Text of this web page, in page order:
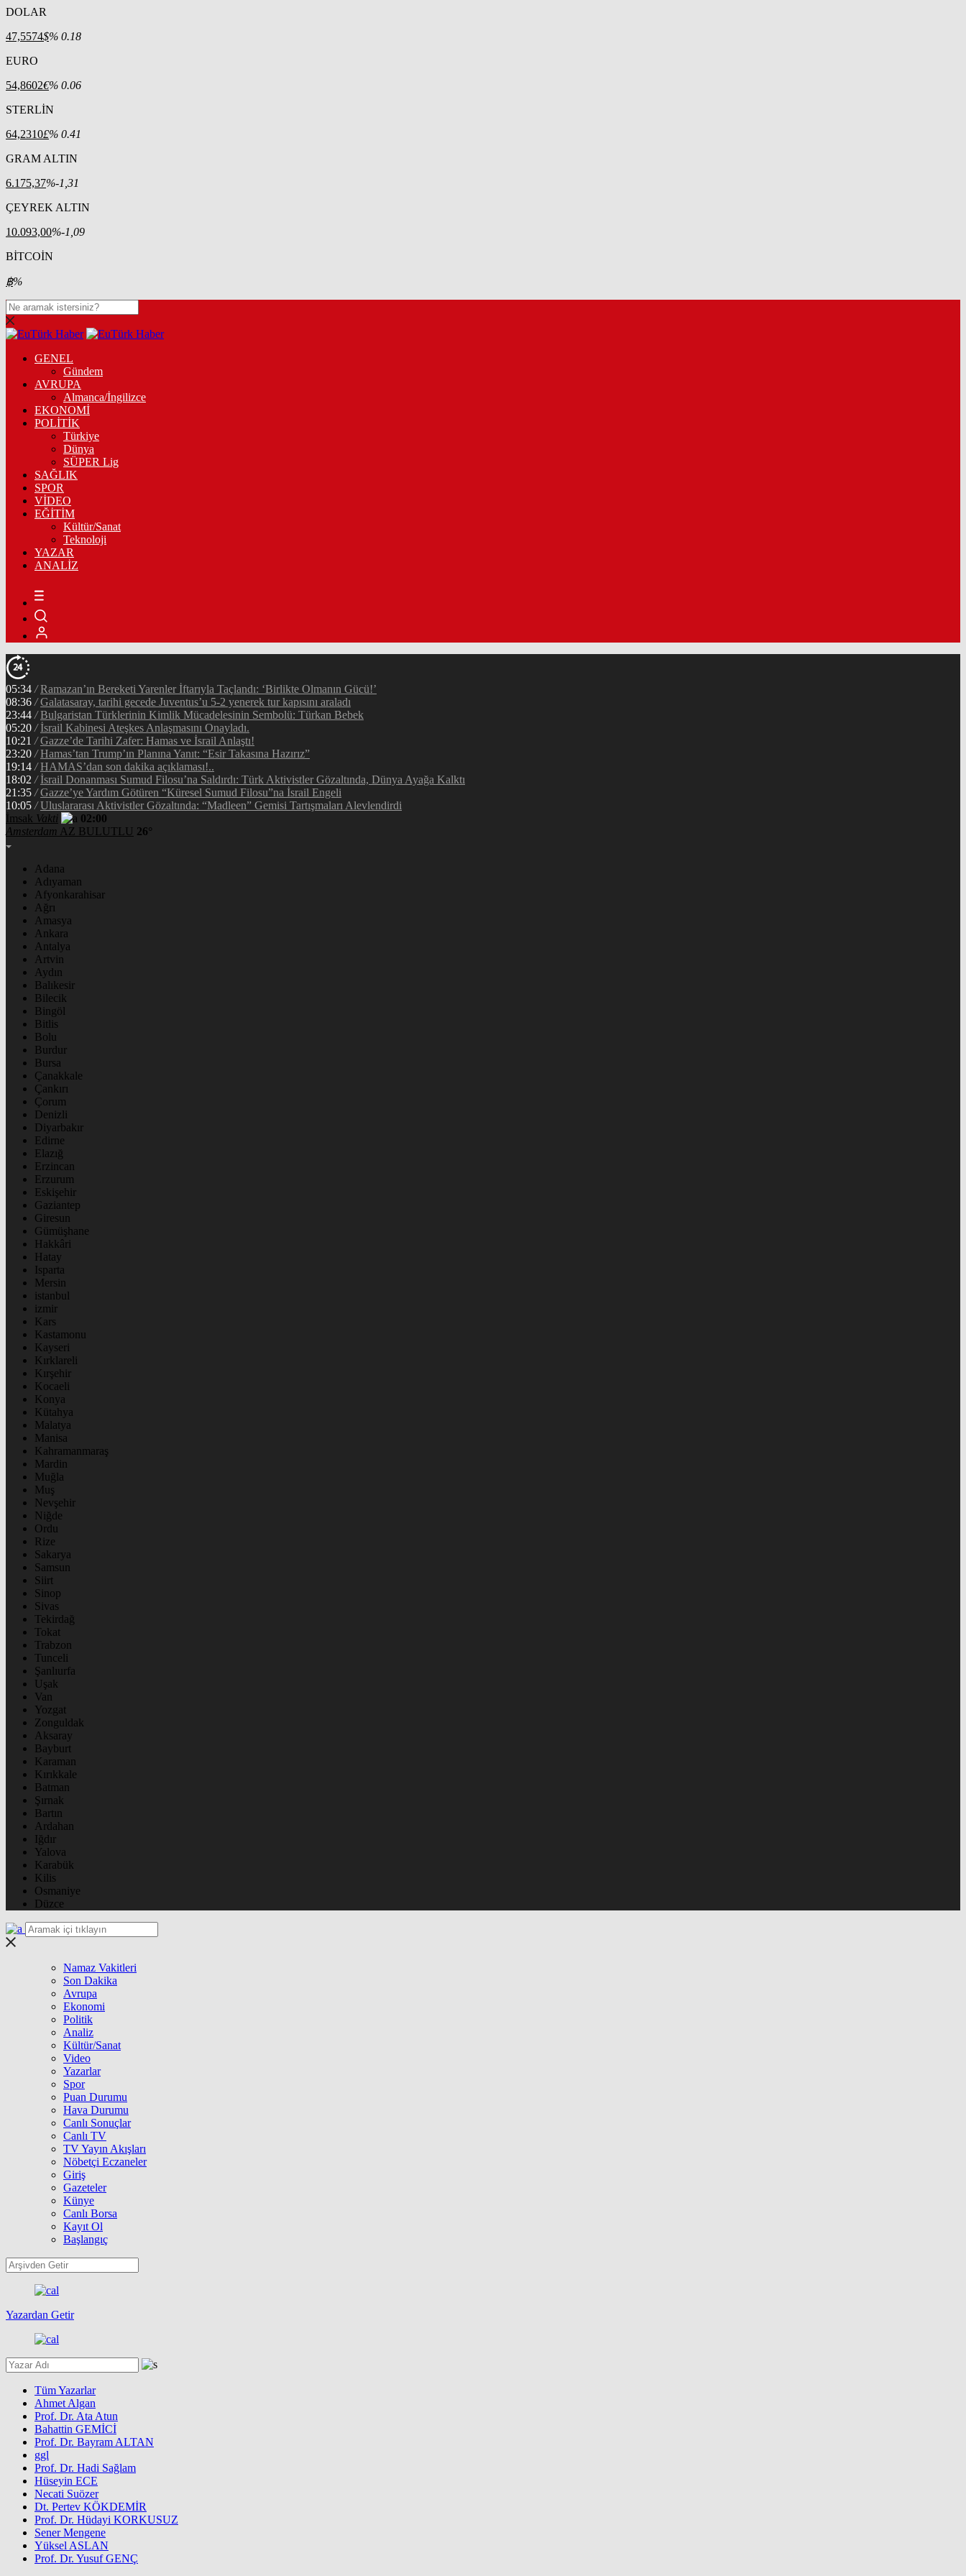
DOLAR
47,5574$% 0.18
EURO
54,8602€% 0.06
STERLİN
64,2310£% 0.41
GRAM ALTIN
6.175,37%-1,31
ÇEYREK ALTIN
10.093,00%-1,09
BİTCOİN
฿%
GENEL
Gündem
AVRUPA
Almanca/İngilizce
EKONOMİ
POLİTİK
Türkiye
Dünya
SÜPER Lig
SAĞLIK
SPOR
VİDEO
EĞİTİM
Kültür/Sanat
Teknoloji
YAZAR
ANALİZ
05:34 / Ramazan’ın Bereketi Yarenler İftarıyla Taçlandı: ‘Birlikte Olmanın Gücü!’
08:36 / Galatasaray, tarihi gecede Juventus’u 5-2 yenerek tur kapısını araladı
23:44 / Bulgaristan Türklerinin Kimlik Mücadelesinin Sembolü: Türkan Bebek
05:20 / İsrail Kabinesi Ateşkes Anlaşmasını Onayladı.
10:21 / Gazze’de Tarihi Zafer: Hamas ve İsrail Anlaştı!
23:20 / Hamas’tan Trump’ın Planına Yanıt: “Esir Takasına Hazırız”
19:14 / HAMAS’dan son dakika açıklaması!..
18:02 / İsrail Donanması Sumud Filosu’na Saldırdı: Türk Aktivistler Gözaltında, Dünya Ayağa Kalktı
21:35 / Gazze’ye Yardım Götüren “Küresel Sumud Filosu”na İsrail Engeli
10:05 / Uluslararası Aktivistler Gözaltında: “Madleen” Gemisi Tartışmaları Alevlendirdi
İmsak Vakti
02:00
Amsterdam AZ BULUTLU 26°
Adana
Adıyaman
Afyonkarahisar
Ağrı
Amasya
Ankara
Antalya
Artvin
Aydın
Balıkesir
Bilecik
Bingöl
Bitlis
Bolu
Burdur
Bursa
Çanakkale
Çankırı
Çorum
Denizli
Diyarbakır
Edirne
Elazığ
Erzincan
Erzurum
Eskişehir
Gaziantep
Giresun
Gümüşhane
Hakkâri
Hatay
Isparta
Mersin
istanbul
izmir
Kars
Kastamonu
Kayseri
Kırklareli
Kırşehir
Kocaeli
Konya
Kütahya
Malatya
Manisa
Kahramanmaraş
Mardin
Muğla
Muş
Nevşehir
Niğde
Ordu
Rize
Sakarya
Samsun
Siirt
Sinop
Sivas
Tekirdağ
Tokat
Trabzon
Tunceli
Şanlıurfa
Uşak
Van
Yozgat
Zonguldak
Aksaray
Bayburt
Karaman
Kırıkkale
Batman
Şırnak
Bartın
Ardahan
Iğdır
Yalova
Karabük
Kilis
Osmaniye
Düzce
Namaz Vakitleri
Son Dakika
Avrupa
Ekonomi
Politik
Analiz
Kültür/Sanat
Video
Yazarlar
Spor
Puan Durumu
Hava Durumu
Canlı Sonuçlar
Canlı TV
TV Yayın Akışları
Nöbetçi Eczaneler
Giriş
Gazeteler
Künye
Canlı Borsa
Kayıt Ol
Başlangıç
Yazardan Getir
Tüm Yazarlar
Ahmet Algan
Prof. Dr. Ata Atun
Bahattin GEMİCİ
Prof. Dr. Bayram ALTAN
ggl
Prof. Dr. Hadi Sağlam
Hüseyin ECE
Necati Suözer
Dt. Pertev KÖKDEMİR
Prof. Dr. Hüdayi KORKUSUZ
Sener Mengene
Yüksel ASLAN
Prof. Dr. Yusuf GENÇ